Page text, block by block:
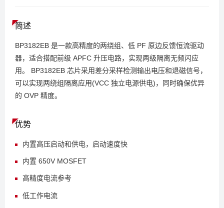
简述
BP3182EB 是一款高精度的两绕组、低 PF 原边反馈恒流驱动
器，适合搭配前级 APFC 升压电路，实现两级隔离无频闪应
用。 BP3182EB 芯片采用差分采样检测输出电压和退磁信号，
可以实现两绕组隔离应用(VCC 独立电源供电)，同时确保优异
的 OVP 精度。
优势
内置高压启动和供电，启动速度快
内置 650V MOSFET
高精度电流参考
低工作电流